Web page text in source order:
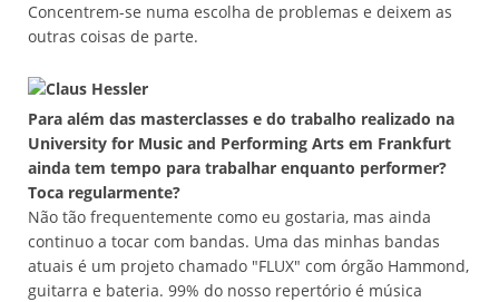
Concentrem-se numa escolha de problemas e deixem as
outras coisas de parte.
Para além das masterclasses e do trabalho realizado na
University for Music and Performing Arts em Frankfurt
ainda tem tempo para trabalhar enquanto performer?
Toca regularmente?
Não tão frequentemente como eu gostaria, mas ainda
continuo a tocar com bandas. Uma das minhas bandas
atuais é um projeto chamado "FLUX" com órgão Hammond,
guitarra e bateria. 99% do nosso repertório é música